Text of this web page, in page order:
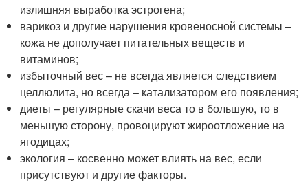
излишняя выработка эстрогена;
варикоз и другие нарушения кровеносной системы –
кожа не дополучает питательных веществ и
витаминов;
избыточный вес – не всегда является следствием
целлюлита, но всегда – катализатором его появления;
диеты – регулярные скачи веса то в большую, то в
меньшую сторону, провоцируют жироотложение на
ягодицах;
экология – косвенно может влиять на вес, если
присутствуют и другие факторы.